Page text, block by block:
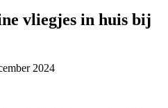
vliegjes in huis bij
2024